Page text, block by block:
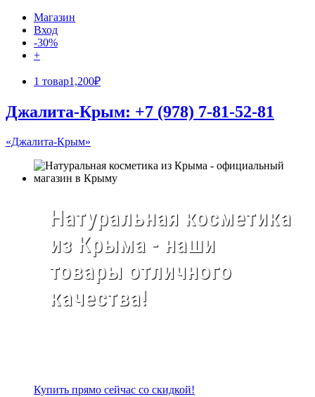
Магазин
Вход
-30%
+
1 товар1,200₽
Джалита-Крым: +7 (978) 7-81-52-81
«Джалита-Крым»
Натуральная косметика
из Крыма - наши
товары отличного
качества!
Купить прямо сейчас со скидкой!